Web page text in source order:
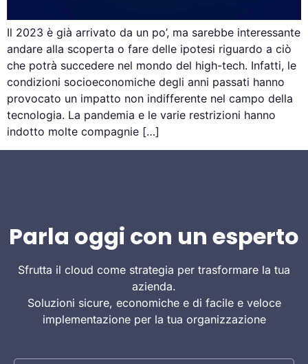
Il 2023 è già arrivato da un po’, ma sarebbe interessante
andare alla scoperta o fare delle ipotesi riguardo a ciò
che potrà succedere nel mondo del high-tech. Infatti, le
condizioni socioeconomiche degli anni passati hanno
provocato un impatto non indifferente nel campo della
tecnologia. La pandemia e le varie restrizioni hanno
indotto molte compagnie […]
Parla oggi con un esperto
Sfrutta il cloud come strategia per trasformare la tua
azienda.
Soluzioni sicure, economiche e di facile e veloce
implementazione per la tua organizzazione